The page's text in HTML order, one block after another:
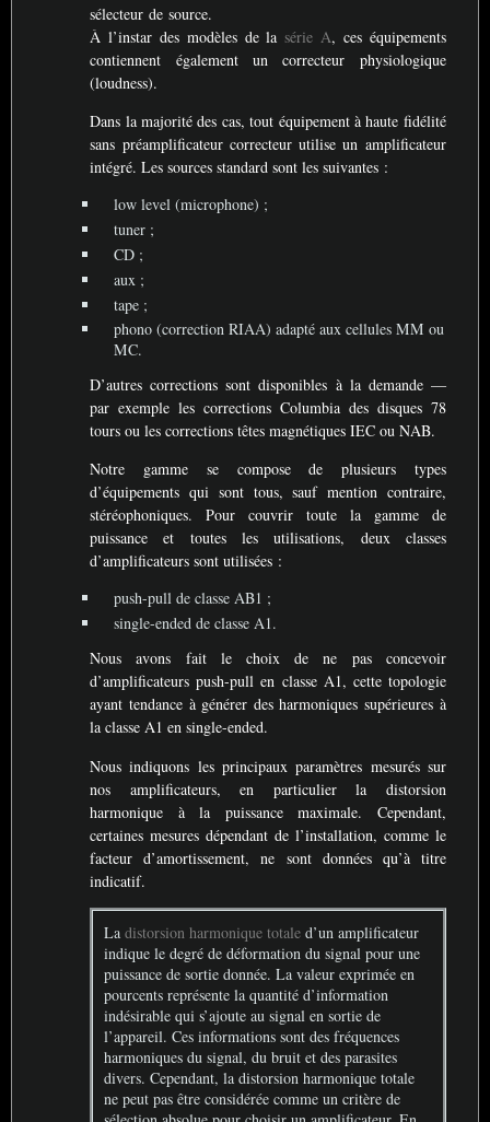
sélecteur de source.
À l’instar des modèles de lasérie A, ces équipements
contiennent également un correcteur physiologique
(loudness).
Dans la majorité des cas, tout équipement à haute fidélité
sans préamplificateur correcteur utilise un amplificateur
intégré. Les sources standard sont les suivantes :
low level (microphone) ;
tuner ;
CD ;
aux ;
tape ;
phono (correctionRIAA) adapté aux cellulesMM ou
MC.
D’autres corrections sont disponibles à la demande —
par exemple les corrections Columbia des disques 78
tours ou les corrections têtes magnétiquesIEC ouNAB.
Notre gamme se compose de plusieurs types
d’équipements qui sont tous, sauf mention contraire,
stéréophoniques. Pour couvrir toute la gamme de
puissance et toutes les utilisations, deux classes
d’amplificateurs sont utilisées :
push-pull de classeAB1 ;
single-ended de classe A1.
Nous avons fait le choix de ne pas concevoir
d’amplificateurs push-pull en classe A1, cette topologie
ayant tendance à générer des harmoniques supérieures à
la classe A1 en single-ended.
Nous indiquons les principaux paramètres mesurés sur
nos amplificateurs, en particulier la distorsion
harmonique à la puissance maximale. Cependant,
certaines mesures dépendant de l’installation, comme le
facteur d’amortissement, ne sont données qu’à titre
indicatif.
Ladistorsion harmonique totale d’un amplificateur
indique le degré de déformation du signal pour une
puissance de sortie donnée. La valeur exprimée en
pourcents représente la quantité d’information
indésirable qui s’ajoute au signal en sortie de
l’appareil. Ces informations sont des fréquences
harmoniques du signal, du bruit et des parasites
divers. Cependant, la distorsion harmonique totale
ne peut pas être considérée comme un critère de